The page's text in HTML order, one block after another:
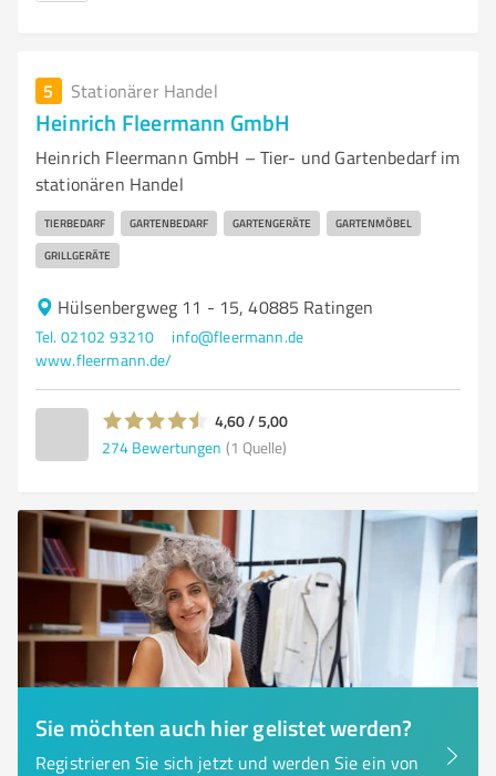
5 Stationärer Handel
Heinrich Fleermann GmbH
Heinrich Fleermann GmbH – Tier- und Gartenbedarf im
stationären Handel
TIERBEDARF GARTENBEDARF GARTENGERÄTE GARTENMÖBEL
GRILLGERÄTE
Hülsenbergweg 11 - 15, 40885 Ratingen
Tel. 02102 93210
info@fleermann.de
www.fleermann.de/
4,60 / 5,00
274 Bewertungen (1 Quelle)
Sie möchten auch hier gelistet werden?
Registrieren Sie sich jetzt und werden Sie ein von